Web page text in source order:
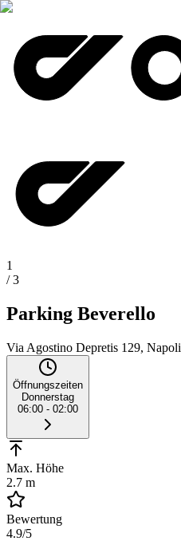
1
/3
Parking Beverello
Via Agostino Depretis 129, Napoli
Öffnungszeiten
Donnerstag
06:00 - 02:00
Max. Höhe
2.7 m
Bewertung
4.9/5